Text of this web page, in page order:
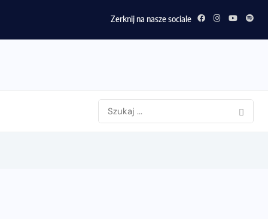
Zerknij na nasze sociale